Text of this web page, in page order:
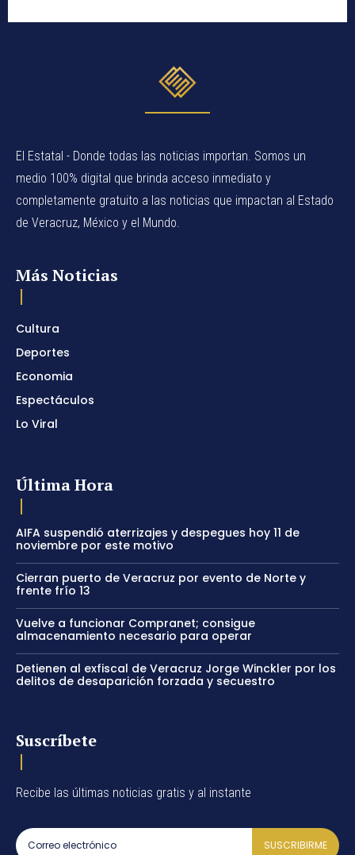
El Estatal - Donde todas las noticias importan. Somos un
medio 100% digital que brinda acceso inmediato y
completamente gratuito a las noticias que impactan al Estado
de Veracruz, México y el Mundo.
Más Noticias
Cultura
Deportes
Economia
Espectáculos
Lo Viral
Última Hora
AIFA suspendió aterrizajes y despegues hoy 11 de
noviembre por este motivo
Cierran puerto de Veracruz por evento de Norte y
frente frío 13
Vuelve a funcionar Compranet; consigue
almacenamiento necesario para operar
Detienen al exfiscal de Veracruz Jorge Winckler por los
delitos de desaparición forzada y secuestro
Suscríbete
Recibe las últimas noticias gratis y al instante
SUSCRIBIRME